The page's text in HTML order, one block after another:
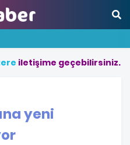
ere iletişime geçebilirsiniz.
yeni